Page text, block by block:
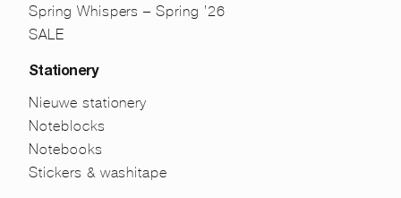
Spring Whispers – Spring ’26
SALE
Stationery
Nieuwe stationery
Noteblocks
Notebooks
Stickers & washitape